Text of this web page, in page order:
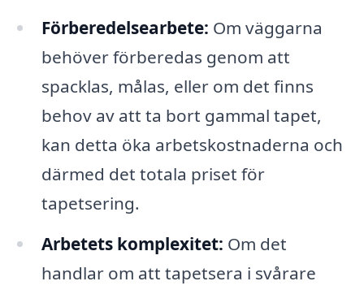
Förberedelsearbete: Om väggarna
behöver förberedas genom att
spacklas, målas, eller om det finns
behov av att ta bort gammal tapet,
kan detta öka arbetskostnaderna och
därmed det totala priset för
tapetsering.
Arbetets komplexitet: Om det
handlar om att tapetsera i svårare